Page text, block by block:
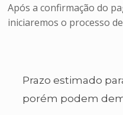
Após a confirmação do
iniciaremos o processo
Prazo estimado
porém podem